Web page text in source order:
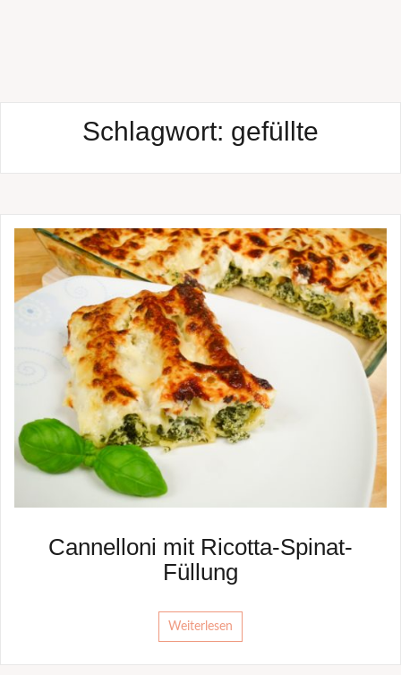
Schlagwort: gefüllte
Cannelloni mit Ricotta-Spinat-
Füllung
Weiterlesen